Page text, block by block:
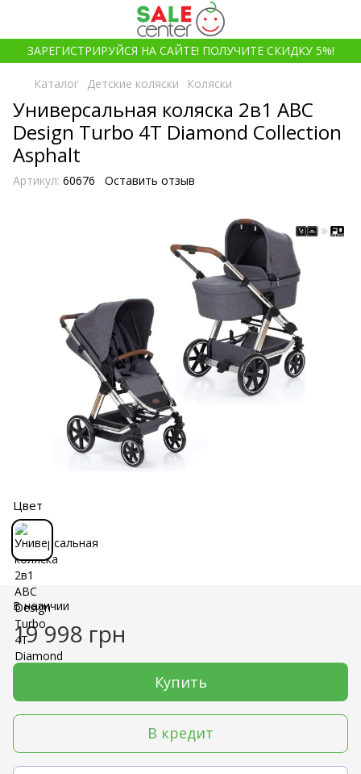
ЗАРЕГИСТРИРУЙСЯ НА САЙТЕ! ПОЛУЧИТЕ СКИДКУ 5%!
Каталог Детские коляски Коляски
Универсальная коляска 2в1 ABC
Design Turbo 4T Diamond Collection
Asphalt
Артикул: 60676 Оставить отзыв
Цвет
В наличии
19 998 грн
Купить
В кредит